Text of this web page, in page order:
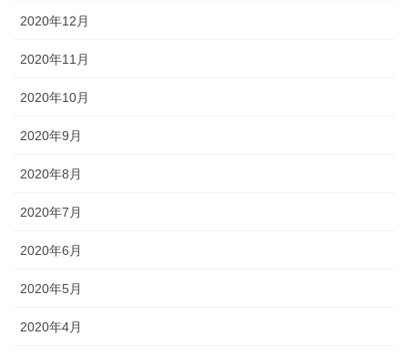
2020年12月
2020年11月
2020年10月
2020年9月
2020年8月
2020年7月
2020年6月
2020年5月
2020年4月